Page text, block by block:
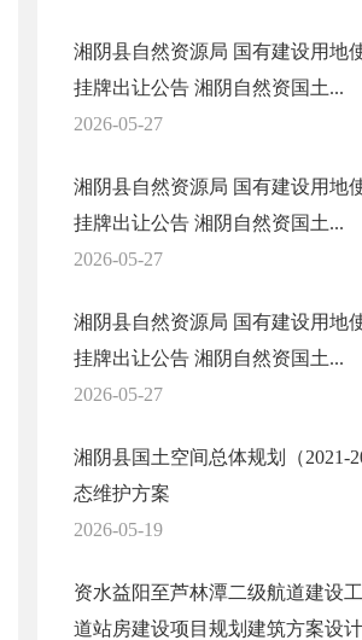
湘阴县自然资源局 国有建设用地
挂牌出让公告 湘阴自然资国土...
2026-05-27
湘阴县自然资源局 国有建设用地
挂牌出让公告 湘阴自然资国土...
2026-05-27
湘阴县自然资源局 国有建设用地
挂牌出让公告 湘阴自然资国土...
2026-05-27
湘阴县国土空间总体规划（2021-
态维护方案
2026-05-19
资水益阳至芦林潭二级航道建设
道站房建设项目规划建筑方案设